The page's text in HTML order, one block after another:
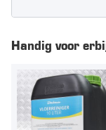
Handig voor